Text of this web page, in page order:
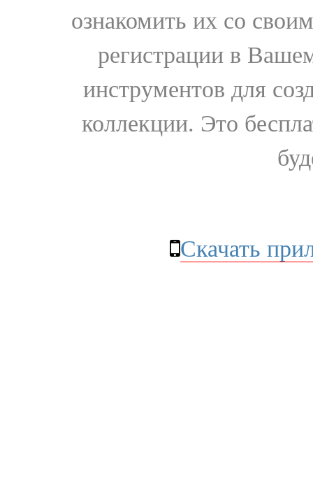
ознакомить их со
регистрации в
инструментов для
коллекции. Это
Скачать